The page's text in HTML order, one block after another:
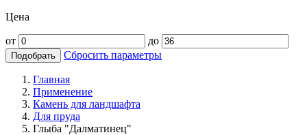
Цена
от до
Подобрать Сбросить параметры
Главная
Применение
Камень для ландшафта
Для пруда
Глыба "Далматинец"